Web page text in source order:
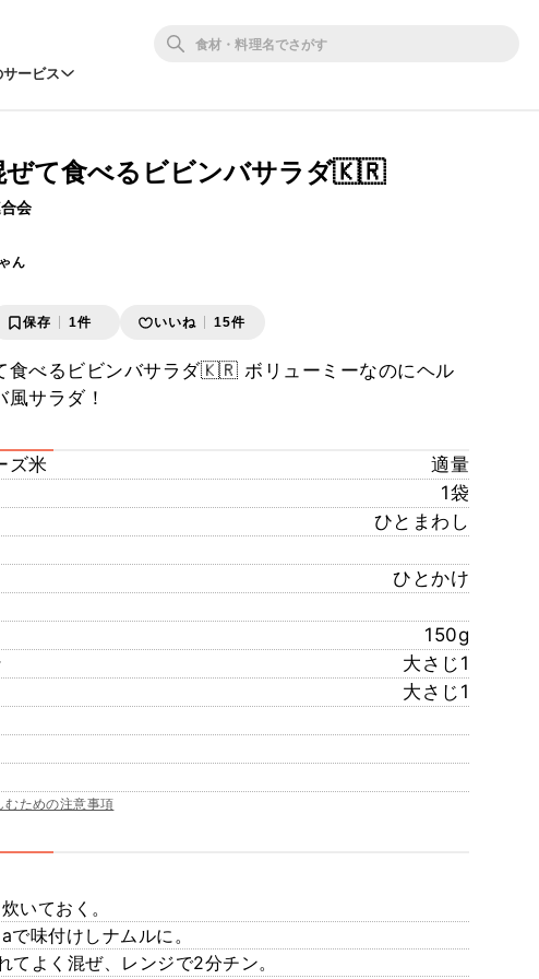
ービス
ぜて食べるビビンバサラダ🇰🇷
会
ん
保存 1件 いいね 15件
食べるビビンバサラダ🇰🇷 ボリューミーなのにヘル
風サラダ！
ズ米
適量
1袋
ひとまわし
ひとかけ
150g
大さじ1
大さじ1
むための注意事項
いておく。
で味付けしナムルに。
てよく混ぜ、レンジで2分チン。